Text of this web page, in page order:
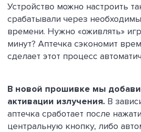
Устройство можно настроить
срабатывали через
времени. Нужно «оживлять»
минут? Аптечка сэкономит
сделает этот процесс
В новой прошивке мы
активации излучения. В
аптечка сработает после
центральную кнопку, либо